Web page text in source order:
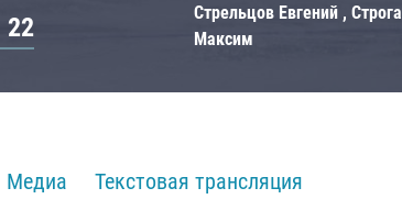
22
Стрельцов Евгений ,
Максим
Медиа Текстовая трансляция